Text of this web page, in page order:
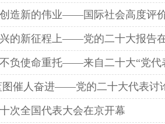
造新的伟业——国际社会高度评
的新征程上——党的二十大报告
负使命重托——来自二十大“党代
图催人奋进——党的二十大代表讨
次全国代表大会在京开幕